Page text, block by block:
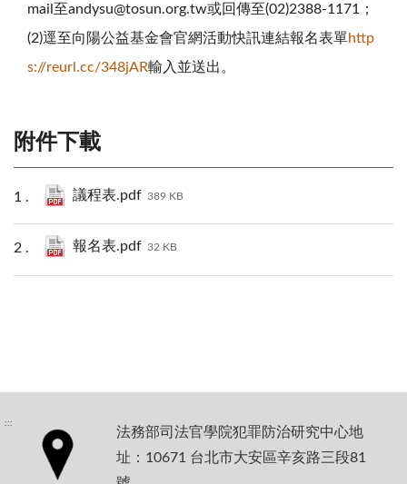
mail 至andysu@tosun.org.tw或回傳至(02)2388-1171
；
(2)逕至向陽公益基金會官網活動快訊連結報名表單http
s://reurl.cc/348jAR輸入並送出。
附件下載
議程表.pdf 389 KB
報名表.pdf 32 KB
:::
法務部司法官學院犯罪防治研究中心地
址：10671 台北市大安區辛亥路三段81